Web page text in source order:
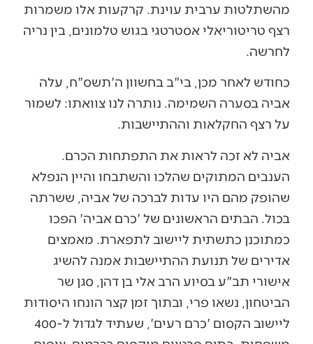
מהשתלטות ערבית עוינת. קרקעות אלו משמרות
רצף טריטוריאלי אסטרטגי בגוש טלמונים, בין נריה
לחרשה.
כחודש לאחר מכן, בי"ב בחשוון ה'תשס"ח, עלה
אביה בסערה השמימה. נותרה לנו צוואתו: לשמור
על רצף החקלאות וההתיישבות.
אביה לא זכה לראות את התפתחות הכרם.
הענבים המתוקים שהלכו והשתבחו והיין הנפלא
שהופק מהם היו עדות לברכה של אביה, ששרתה
בכול. הבתים הראשונים של 'כרם אביה' הפכו
כמתוכנן כתשתית ליישוב לתפארת. מאמצים
אדירים של תנועת ההתיישבות אמנה להשיג
אישורי תב"ע בסיוע הרב אלי בן דהן, סגן שר
הביטחון, נשאו פרי, ובתוך זמן קצר הונחו היסודות
ליישוב הקסום 'כרם רעים', שעתיד לגדול ל-400